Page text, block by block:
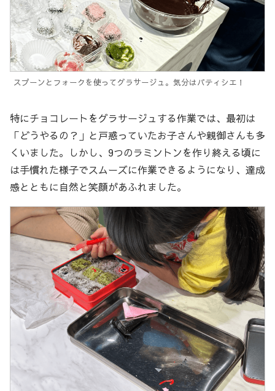
スプーンとフォークを使ってグラサージュ。気分はパティシエ！
特にチョコレートをグラサージュする作業では、最初は
「どうやるの？」と戸惑っていたお子さんや親御さんも多
くいました。しかし、9つのラミントンを作り終える頃に
は手慣れた様子でスムーズに作業できるようになり、達成
感とともに自然と笑顔があふれました。